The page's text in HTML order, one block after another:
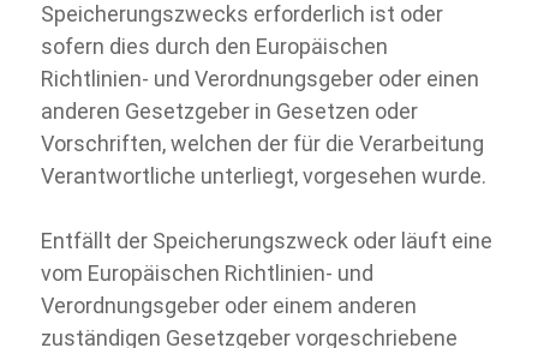
Speicherungszwecks erforderlich ist oder
sofern dies durch den Europäischen
Richtlinien- und Verordnungsgeber oder einen
anderen Gesetzgeber in Gesetzen oder
Vorschriften, welchen der für die Verarbeitung
Verantwortliche unterliegt, vorgesehen wurde.
Entfällt der Speicherungszweck oder läuft eine
vom Europäischen Richtlinien- und
Verordnungsgeber oder einem anderen
zuständigen Gesetzgeber vorgeschriebene